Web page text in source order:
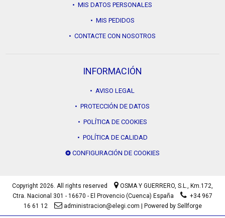
• MIS DATOS PERSONALES
• MIS PEDIDOS
• CONTACTE CON NOSOTROS
INFORMACIÓN
• AVISO LEGAL
• PROTECCIÓN DE DATOS
• POLÍTICA DE COOKIES
• POLÍTICA DE CALIDAD
CONFIGURACIÓN DE COOKIES
Copyright 2026. All rights reserved OSMA Y GUERRERO, S.L., Km.172,
Ctra. Nacional 301 - 16670 - El Provencio (Cuenca) España
+34 967
16 61 12
administracion@elegi.com Powered by Sellforge